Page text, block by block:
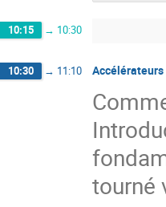
10:15 → 10:30
10:30 → 11:10
tourné